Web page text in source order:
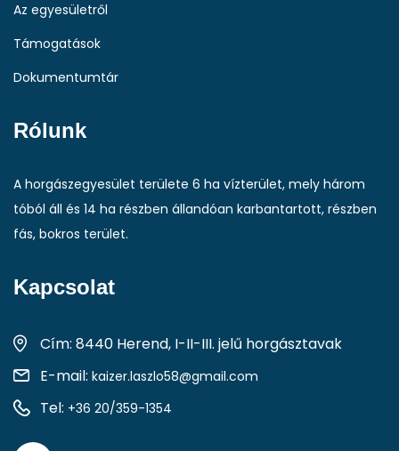
Az egyesületről
Támogatások
Dokumentumtár
Rólunk
A horgászegyesület területe 6 ha vízterület, mely három
tóból áll és 14 ha részben állandóan karbantartott, részben
fás, bokros terület.
Kapcsolat
Cím: 8440 Herend, I-II-III. jelű horgásztavak
E-mail: kaizer.laszlo58@gmail.com
Tel: +36 20/359-1354